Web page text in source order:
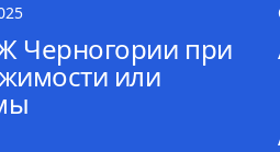
Черногории при
или